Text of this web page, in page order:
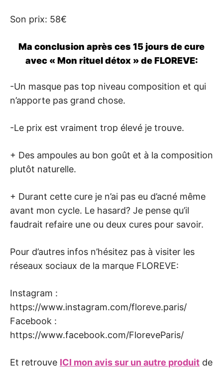
Son prix: 58€
Ma conclusion après ces 15 jours de cure
avec « Mon rituel détox » de FLOREVE:
-Un masque pas top niveau composition et qui
n’apporte pas grand chose.
-Le prix est vraiment trop élevé je trouve.
+ Des ampoules au bon goût et à la composition
plutôt naturelle.
+ Durant cette cure je n’ai pas eu d’acné même
avant mon cycle. Le hasard? Je pense qu’il
faudrait refaire une ou deux cures pour savoir.
Pour d’autres infos n’hésitez pas à visiter les
réseaux sociaux de la marque FLOREVE:
Instagram :
https://www.instagram.com/floreve.paris/
Facebook :
https://www.facebook.com/FloreveParis/
Et retrouve ICI mon avis sur un autre produit de